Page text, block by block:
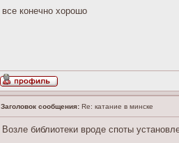
все конечно хорошо
Заголовок сообщения: Re: катание в минске
Возле библиотеки вроде споты